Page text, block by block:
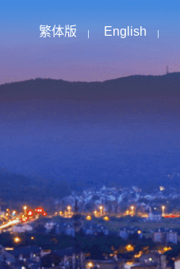
繁体版 English